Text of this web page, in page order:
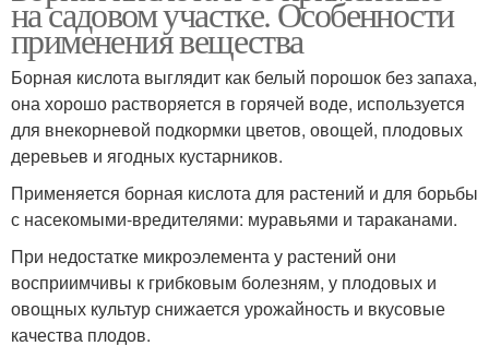
на садовом участке. Особенности
применения вещества
Борная кислота выглядит как белый порошок без запаха,
она хорошо растворяется в горячей воде, используется
для внекорневой подкормки цветов, овощей, плодовых
деревьев и ягодных кустарников.
Применяется борная кислота для растений и для борьбы
с насекомыми-вредителями: муравьями и тараканами.
При недостатке микроэлемента у растений они
восприимчивы к грибковым болезням, у плодовых и
овощных культур снижается урожайность и вкусовые
качества плодов.